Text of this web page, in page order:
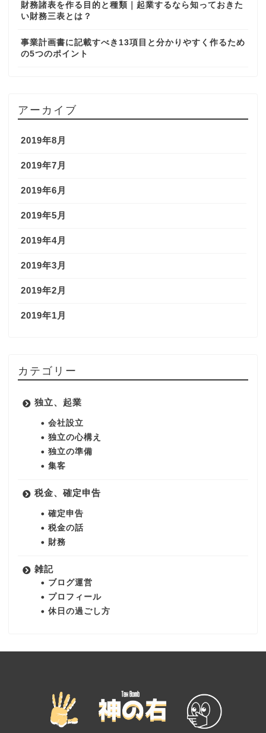
財務諸表を作る目的と種類｜起業するなら知っておきた
い財務三表とは？
事業計画書に記載すべき13項目と分かりやすく作るため
の5つのポイント
アーカイブ
2019年8月
2019年7月
2019年6月
2019年5月
2019年4月
2019年3月
2019年2月
2019年1月
カテゴリー
独立、起業
会社設立
独立の心構え
独立の準備
集客
税金、確定申告
確定申告
税金の話
財務
雑記
ブログ運営
プロフィール
休日の過ごし方